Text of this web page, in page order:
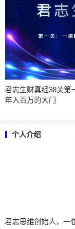
君志生财真经38关第
年入百万的大门
个人介绍
君志思维创始人，一